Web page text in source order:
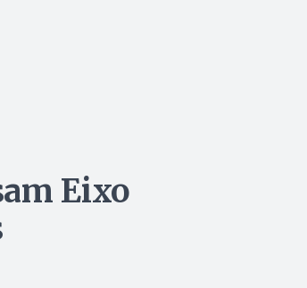
Eixo